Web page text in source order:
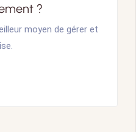
?
moyen de gérer et